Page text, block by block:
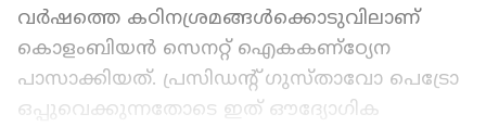
വര്‍ഷത്തെ കഠിനശ്രമങ്ങള്‍ക്കൊടുവിലാണ്
കൊളംബിയന്‍ സെനറ്റ് ഐകകണ്‌ഠ്യേന
പാസാക്കിയത്. പ്രസിഡന്റ് ഗുസ്താവോ പെട്രോ
ഒപ്പുവെക്കുന്നതോടെ ഇത് ഔദ്യോഗിക